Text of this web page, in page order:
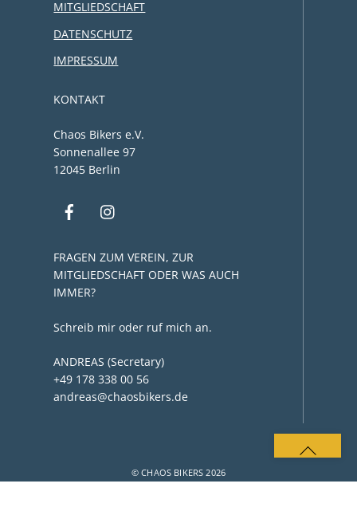
BACK
TO
TOP
MITGLIEDSCHAFT
DATENSCHUTZ
IMPRESSUM
KONTAKT
Chaos Bikers e.V.
Sonnenallee 97
12045 Berlin
FRAGEN ZUM VEREIN, ZUR
MITGLIEDSCHAFT ODER WAS AUCH
IMMER?
Schreib mir oder ruf mich an.
ANDREAS (Secretary)
+49 178 338 00 56
andreas@chaosbikers.de
© CHAOS BIKERS 2026